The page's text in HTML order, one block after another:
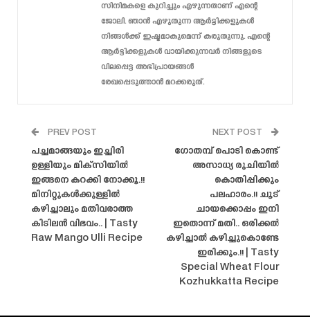
സിനിമകളെ കുറിച്ചും എഴുന്നതാണ് എന്റെ
ജോലി. ഞാൻ എഴുതുന്ന ആർട്ടിക്കളുകൾ
നിങ്ങൾക്ക് ഇഷ്ടമാകുമെന്ന് കരുതുന്നു. എന്റെ
ആർട്ടിക്കളുകൾ വായിക്കുന്നവർ നിങ്ങളുടെ
വിലപ്പെട്ട അഭിപ്രായങ്ങൾ
രേഖപ്പെടുത്താൻ മറക്കരുത്.
PREV POST
പച്ചമാങ്ങയും ഇച്ചിരി
ഉള്ളിയും മിക്സിയിൽ
ഇങ്ങനെ കറക്കി നോക്കൂ.!!
മിനിറ്റുകൾക്കുള്ളിൽ
കഴിച്ചാലും മതിവരാത്ത
കിടിലൻ വിഭവം.. | Tasty
Raw Mango Ulli Recipe
NEXT POST
ഗോതമ്പ് പൊടി കൊണ്ട്
അസാധ്യ രുചിയിൽ
കൊതിപ്പിക്കും
പലഹാരം.!! ചൂട്
ചായക്കൊപ്പം ഇനി
ഇതൊന്ന് മതി.. ഒരിക്കൽ
കഴിച്ചാൽ കഴിച്ചുകൊണ്ടേ
ഇരിക്കും.!! | Tasty
Special Wheat Flour
Kozhukkatta Recipe